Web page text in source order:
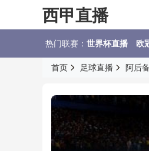
西甲直播
热门联赛： 世界杯直播 欧
首页 足球直播 阿后备